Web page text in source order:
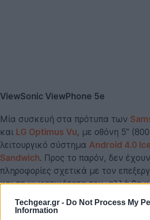
Techgear.gr - Do Not Process My
Information
ViewSonic ViewPhone 5e
Μία συσκευή στα πρότυπα των
και LG Optimus Vu, με οθόνη 5''
λειτουργικό σύστημα Android 4.0
Sandwich. Προς το παρόν, δεν
πληροφορίες σχετικά με τον
και τη χωρητικότητα του, αλλά θα
στην Ευρώπη το καλοκαίρι σε τιμή